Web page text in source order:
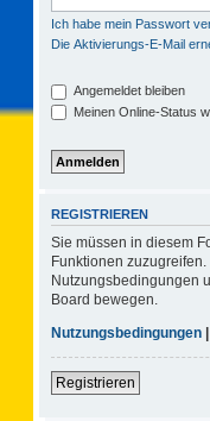
Ich habe mein Passwort
Die Aktivierungs-E-Mail
Angemeldet bleiben
Meinen Online-Status
REGISTRIEREN
Sie müssen in diesem
Funktionen
Nutzungsbedingungen
Board bewegen.
Nutzungsbedingungen |
Registrieren